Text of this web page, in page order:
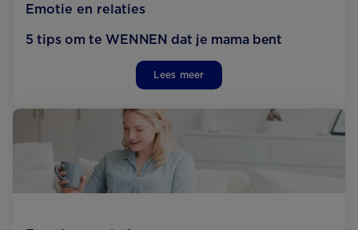
Emotie en relaties
5 tips om te WENNEN dat je mama bent
Lees meer